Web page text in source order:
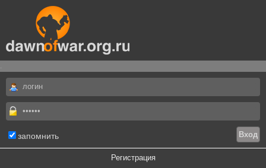
.
запомнить
Регистрация